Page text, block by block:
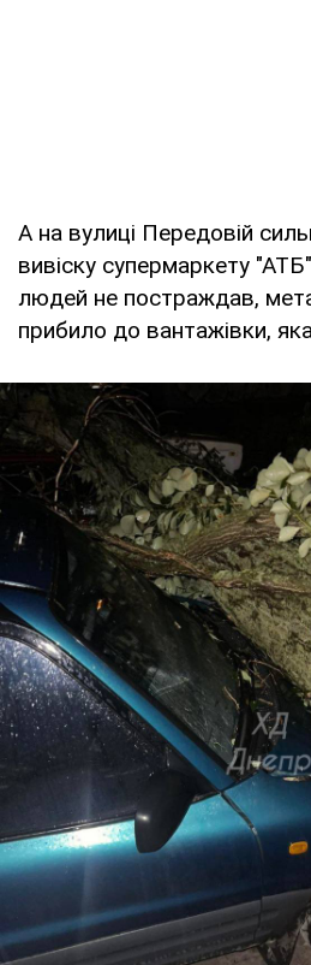
А на вулиці Передовій
вивіску супермаркету
людей не постраждав,
прибило до вантажівки,